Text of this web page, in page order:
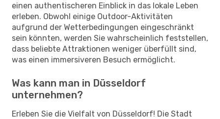
einen authentischeren Einblick in das lokale Leben
erleben. Obwohl einige Outdoor-Aktivitäten
aufgrund der Wetterbedingungen eingeschränkt
sein könnten, werden Sie wahrscheinlich feststellen,
dass beliebte Attraktionen weniger überfüllt sind,
was einen immersiveren Besuch ermöglicht.
Was kann man in Düsseldorf
unternehmen?
Erleben Sie die Vielfalt von Düsseldorf! Die Stadt